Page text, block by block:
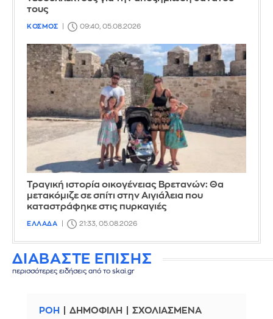
τους
ΚΟΣΜΟΣ 09:40, 05.08.2026
Τραγική ιστορία οικογένειας Βρετανών: Θα
μετακόμιζε σε σπίτι στην Αιγιάλεια που
καταστράφηκε στις πυρκαγιές
ΕΛΛΑΔΑ 21:33, 05.08.2026
ΔΙΑΒΑΣΤΕ ΕΠΙΣΗΣ
περισσότερες ειδήσεις από το skai.gr
ΡΟΗ ΔΗΜΟΦΙΛΗ ΣΧΟΛΙΑΣΜΕΝΑ